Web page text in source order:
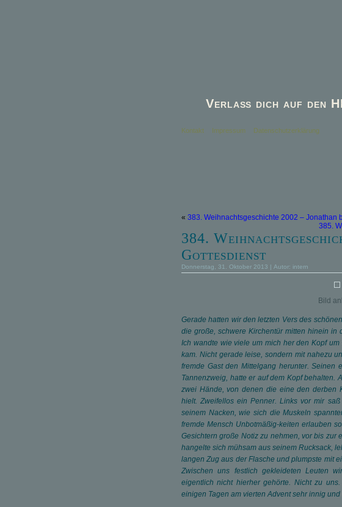
Verlaß dich auf den
Kontakt Impressum Datenschutzerklärung
« 383. Weihnachtsgeschichte 2002 – Jonathan
385.
384.
Gottesdienst
Donnerstag, 31. Oktober 2013 | Autor: intern
Bild
Gerade hatten wir den letzten Vers des
die große, schwere Kirchentür mitten hinein in
Ich wandte wie viele um mich her den Kopf
kam. Nicht gerade leise, sondern mit nahezu
fremde Gast den Mittelgang herunter. Seinen
Tannenzweig, hatte er auf dem Kopf behalten.
zwei Hände, von denen die eine den derben
hielt. Zweifellos ein Penner. Links vor mir
seinem Nacken, wie sich die Muskeln
fremde Mensch Unbotmäßig-keiten erlauben
Gesichtern große Notiz zu nehmen, vor bis zur
hangelte sich mühsam aus seinem Rucksack,
langen Zug aus der Flasche und plumpste mit
Zwischen uns festlich gekleideten Leuten
eigentlich nicht hierher gehörte. Nicht zu
einigen Tagen am vierten Advent sehr innig